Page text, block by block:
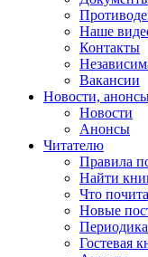
Наше
Контакты
Вакансии
Новости,
Новости
Анонсы
Читателю
Правила
Найти
Что
Новые
Периодика
Гостевая